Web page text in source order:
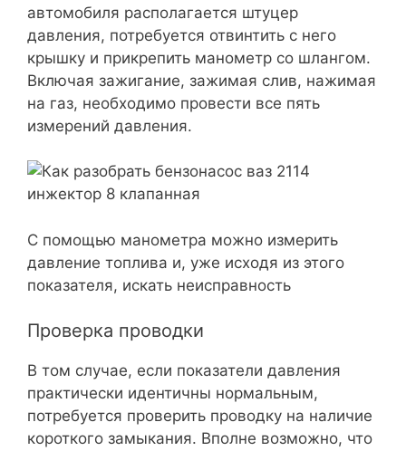
автомобиля располагается штуцер
давления, потребуется отвинтить с него
крышку и прикрепить манометр со шлангом.
Включая зажигание, зажимая слив, нажимая
на газ, необходимо провести все пять
измерений давления.
С помощью манометра можно измерить
давление топлива и, уже исходя из этого
показателя, искать неисправность
Проверка проводки
В том случае, если показатели давления
практически идентичны нормальным,
потребуется проверить проводку на наличие
короткого замыкания. Вполне возможно, что